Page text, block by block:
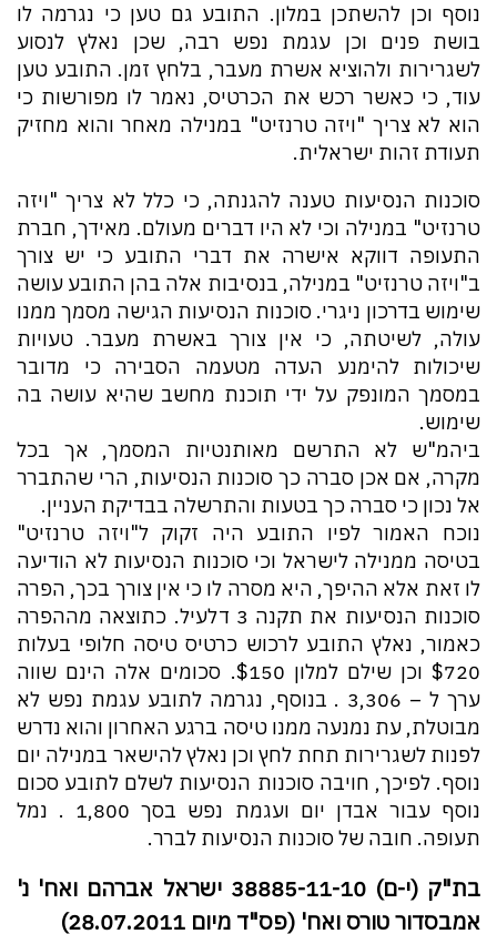
נוסף וכן להשתכן במלון. התובע גם טען כי נגרמה לו
בושת פנים וכן עגמת נפש רבה, שכן נאלץ לנסוע
לשגרירות ולהוציא אשרת מעבר, בלחץ זמן. התובע טען
עוד, כי כאשר רכש את הכרטיס, נאמר לו מפורשות כי
הוא לא צריך "ויזה טרנזיט" במנילה מאחר והוא מחזיק
תעודת זהות ישראלית.
סוכנות הנסיעות טענה להגנתה, כי כלל לא צריך "ויזה
טרנזיט" במנילה וכי לא היו דברים מעולם. מאידך, חברת
התעופה דווקא אישרה את דברי התובע כי יש צורך
ב"ויזה טרנזיט" במנילה, בנסיבות אלה בהן התובע עושה
שימוש בדרכון ניגרי. סוכנות הנסיעות הגישה מסמך ממנו
עולה, לשיטתה, כי אין צורך באשרת מעבר. טעויות
שיכולות להימנע העדה מטעמה הסבירה כי מדובר
במסמך המונפק על ידי תוכנת מחשב שהיא עושה בה
שימוש.
ביהמ"ש לא התרשם מאותנטיות המסמך, אך בכל
מקרה, אם אכן סברה כך סוכנות הנסיעות, הרי שהתברר
אל נכון כי סברה כך בטעות והתרשלה בבדיקת העניין.
נוכח האמור לפיו התובע היה זקוק ל"ויזה טרנזיט"
בטיסה ממנילה לישראל וכי סוכנות הנסיעות לא הודיעה
לו זאת אלא ההיפך, היא מסרה לו כי אין צורך בכך, הפרה
סוכנות הנסיעות את תקנה 3 דלעיל. כתוצאה מההפרה
כאמור, נאלץ התובע לרכוש כרטיס טיסה חלופי בעלות
$720 וכן שילם למלון $150. סכומים אלה הינם שווה
ערך ל – 3,306 ₪. בנוסף, נגרמה לתובע עגמת נפש לא
מבוטלת, עת נמנעה ממנו טיסה ברגע האחרון והוא נדרש
לפנות לשגרירות תחת לחץ וכן נאלץ להישאר במנילה יום
נוסף. לפיכך, חויבה סוכנות הנסיעות לשלם לתובע סכום
נוסף עבור אבדן יום ועגמת נפש בסך 1,800 ₪. נמל
תעופה. חובה של סוכנות הנסיעות לברר.
בת"ק (י-ם) 38885-11-10 ישראל אברהם ואח' נ'
אמבסדור טורס ואח' (פס"ד מיום 28.07.2011)